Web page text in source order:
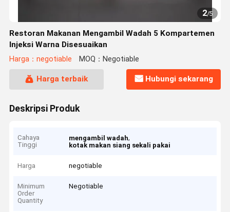
2/5
Restoran Makanan Mengambil Wadah 5 Kompartemen
Injeksi Warna Disesuaikan
Harga：negotiable MOQ：Negotiable
Harga terbaik Hubungi sekarang
Deskripsi Produk
Cahaya
Tinggi
mengambil wadah,
kotak makan siang sekali pakai
Harga negotiable
Minimum
Order
Quantity
Negotiable